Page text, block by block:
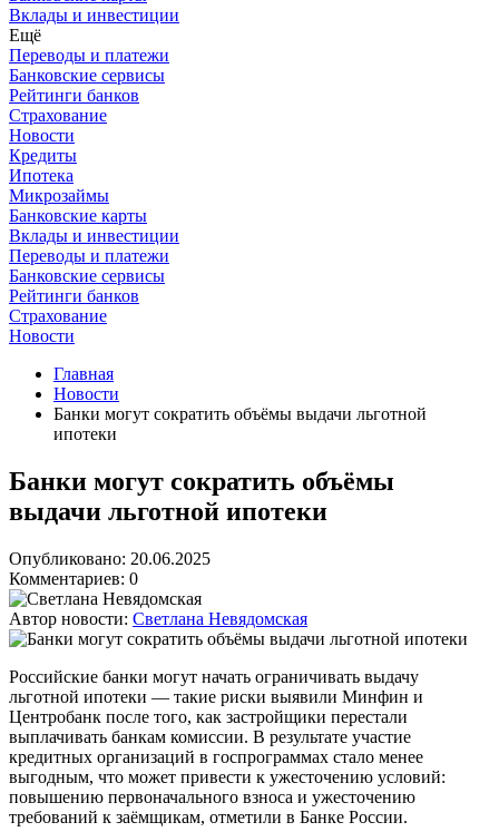
Вклады и инвестиции
Ещё
Переводы и платежи
Банковские сервисы
Рейтинги банков
Страхование
Новости
Кредиты
Ипотека
Микрозаймы
Банковские карты
Вклады и инвестиции
Переводы и платежи
Банковские сервисы
Рейтинги банков
Страхование
Новости
Главная
Новости
Банки могут сократить объёмы выдачи льготной
ипотеки
Банки могут сократить объёмы
выдачи льготной ипотеки
Опубликовано: 20.06.2025
Комментариев: 0
Автор новости: Светлана Невядомская
Российские банки могут начать ограничивать выдачу
льготной ипотеки — такие риски выявили Минфин и
Центробанк после того, как застройщики перестали
выплачивать банкам комиссии. В результате участие
кредитных организаций в госпрограммах стало менее
выгодным, что может привести к ужесточению условий:
повышению первоначального взноса и ужесточению
требований к заёмщикам, отметили в Банке России.